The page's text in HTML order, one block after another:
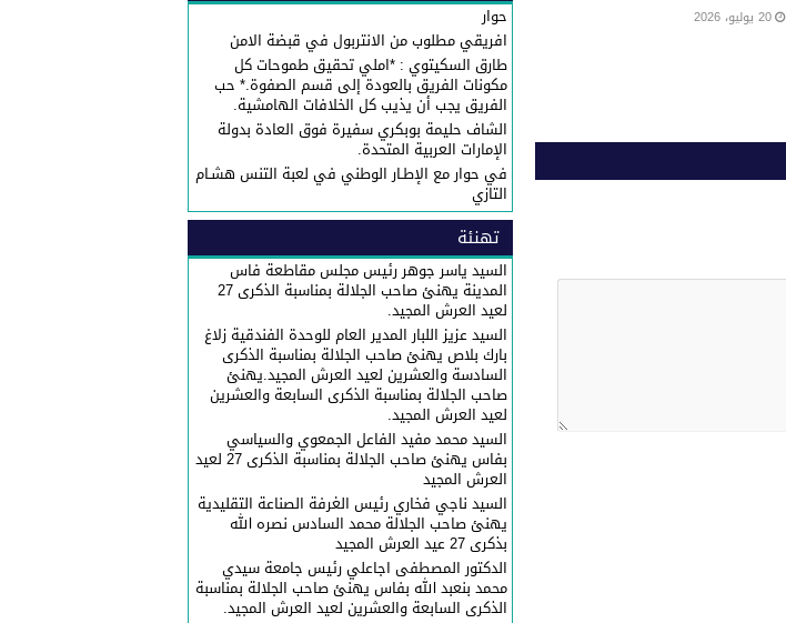
حوار
افريقي مطلوب من الانتربول في قبضة الامن
طارق السكيتوي : *املي تحقيق طموحات كل
مكونات الفريق بالعودة إلى قسم الصفوة.* حب
الفريق يجب أن يذيب كل الخلافات الهامشية.
الشاف حليمة بوبكري سفيرة فوق العادة بدولة
الإمارات العربية المتحدة.
في حوار مع الإطـار الوطني في لعبة التنس هشـام
التازي
تهنئة
السيد ياسر جوهر رئيس مجلس مقاطعة فاس
المدينة يهنئ صاحب الجلالة بمناسبة الذكرى 27
لعيد العرش المجيد.
السيد عزيز اللبار المدير العام للوحدة الفندقية زلاغ
بارك بلاص يهنئ صاحب الجلالة بمناسبة الذكرى
السادسة والعشرين لعيد العرش المجيد.يهنئ
صاحب الجلالة بمناسبة الذكرى السابعة والعشرين
لعيد العرش المجيد.
السيد محمد مفيد الفاعل الجمعوي والسياسي
بفاس يهنئ صاحب الجلالة بمناسبة الذكرى 27 لعيد
العرش المجيد
السيد ناجي فخاري رئيس الغرفة الصناعة التقليدية
يهنئ صاحب الجلالة محمد السادس نصره الله
بذكرى 27 عيد العرش المجيد
الدكتور المصطفى اجاعلي رئيس جامعة سيدي
محمد بنعبد الله بفاس يهنئ صاحب الجلالة بمناسبة
الذكرى السابعة والعشرين لعيد العرش المجيد.
20 يوليو، 2026